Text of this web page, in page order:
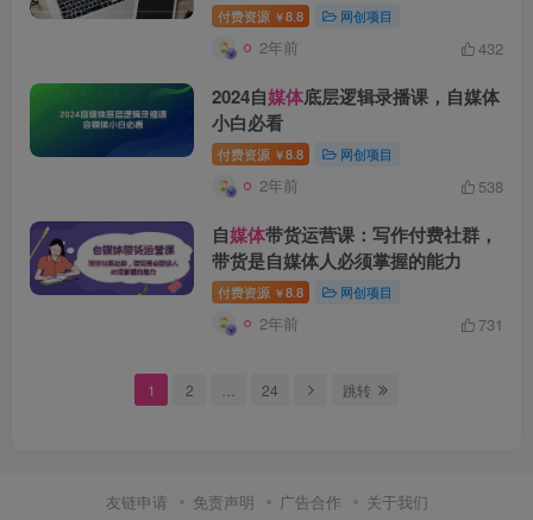
付费资源 ￥8.8 网创项目
2年前 432
2024自媒体底层逻辑录播课，自媒体
小白必看
付费资源 ￥8.8 网创项目
2年前 538
自媒体带货运营课：写作付费社群，
带货是自媒体人必须掌握的能力
付费资源 ￥8.8 网创项目
2年前 731
1 2 24 跳转
友链申请 免责声明 广告合作 关于我们